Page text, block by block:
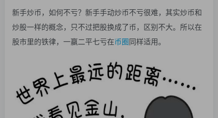
新手炒币，如何不亏？新手手动炒币不亏很难，其实炒币和
炒股一样的概念，只不过把股换成了币，区别不大。所以在
股市里的铁律，一赢二平七亏在币圈同样适用。
用户名或邮箱
登录密码
找回密码|免密登录
登录
社交账号登录